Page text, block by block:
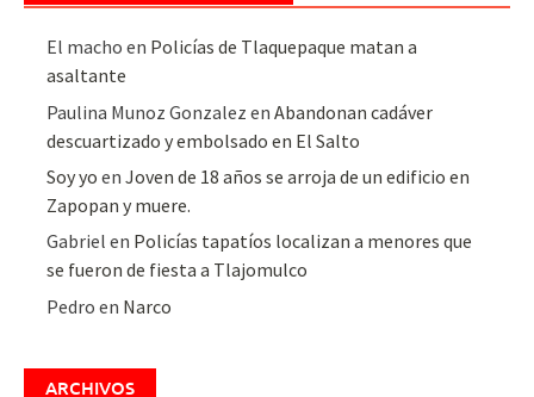
El macho en Policías de Tlaquepaque matan a
asaltante
Paulina Munoz Gonzalez enAbandonan cadáver
descuartizado y embolsado en El Salto
Soy yo enJoven de 18 años se arroja de un edificio en
Zapopan y muere.
Gabriel en Policías tapatíos localizan a menores que
se fueron de fiesta a Tlajomulco
Pedro en Narco
ARCHIVOS